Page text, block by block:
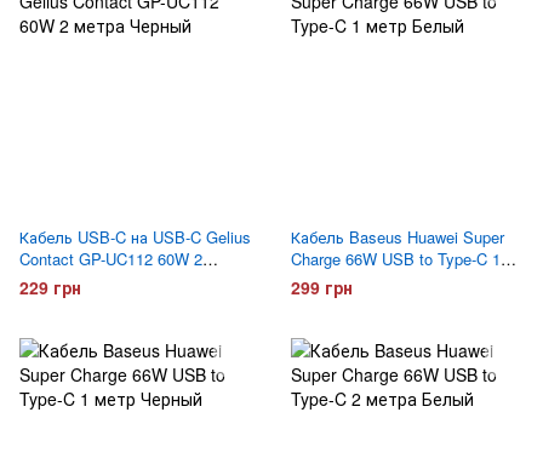
Кабель USB-C на USB-C Gelius
Contact GP-UC112 60W 2
метра Черный
229 грн
Кабель Baseus Huawei Super
Charge 66W USB to Type-C 1
метр Белый
299 грн